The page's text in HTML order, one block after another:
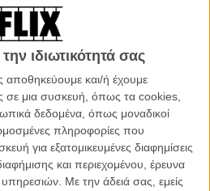
ιδιωτικότητά σας
αποθηκεύουμε και/ή έχουμε
μια συσκευή, όπως τα cookies,
δεδομένα, όπως μοναδικοί
πληροφορίες που
για εξατομικευμένες διαφημίσεις
και περιεχομένου, έρευνα
Με την άδειά σας, εμείς
Ασαγιάς.
μετά την «Αφροδίτη με τη Γούνα»
on a True Story» και βασίζεται στο
une histoire vraie» (Βασισμένο
ντε Βιγκάν, που περιστρέφεται
η οποία μετά την έκδοση του
μπλεγμένη με μια εμμονοληπτική
παράξενο... Νέο, πανέμορφο